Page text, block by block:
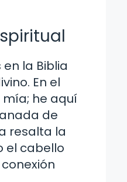
la Biblia
En el
mía; he aquí
de
resalta la
el cabello